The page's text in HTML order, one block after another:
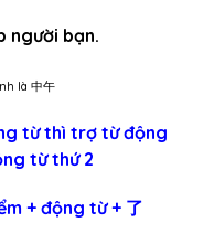
người bạn.
là 中午
từ thì trợ từ động
từ thứ 2
+ động từ + 了